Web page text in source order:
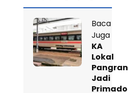
Baca
Juga
KA
Lokal
Jadi